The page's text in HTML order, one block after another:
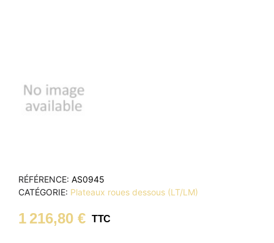
RÉFÉRENCE AS0945
CATÉGORIE Plateaux roues dessous (LT/LM)
1 216,80 € TTC